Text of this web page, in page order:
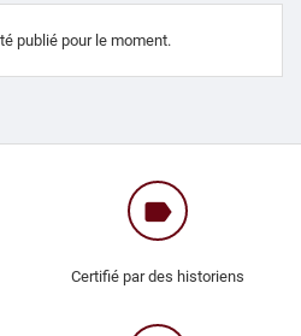
publié pour le moment.
label
Certifié par des historiens